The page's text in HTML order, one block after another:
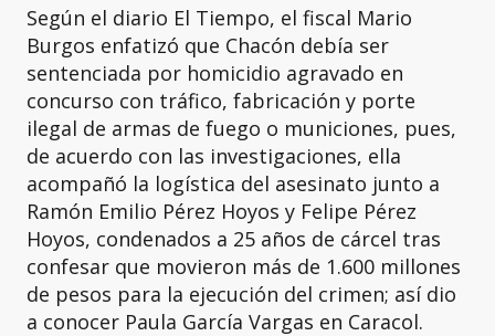
Según el diario El Tiempo, el fiscal Mario
Burgos enfatizó que Chacón debía ser
sentenciada por homicidio agravado en
concurso con tráfico, fabricación y porte
ilegal de armas de fuego o municiones, pues,
de acuerdo con las investigaciones, ella
acompañó la logística del asesinato junto a
Ramón Emilio Pérez Hoyos y Felipe Pérez
Hoyos, condenados a 25 años de cárcel tras
confesar que movieron más de 1.600 millones
de pesos para la ejecución del crimen; así dio
a conocer Paula García Vargas en Caracol.